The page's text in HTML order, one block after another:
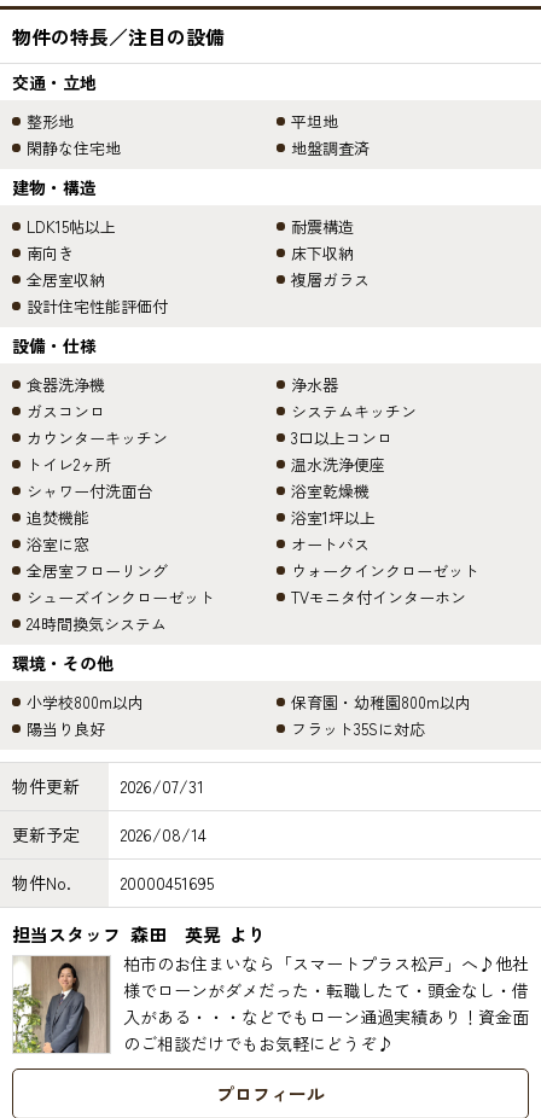
物件の特長／注目の設備
交通・立地
整形地
平坦地
閑静な住宅地
地盤調査済
建物・構造
LDK15帖以上
耐震構造
南向き
床下収納
全居室収納
複層ガラス
設計住宅性能評価付
設備・仕様
食器洗浄機
浄水器
ガスコンロ
システムキッチン
カウンターキッチン
3口以上コンロ
トイレ2ヶ所
温水洗浄便座
シャワー付洗面台
浴室乾燥機
追焚機能
浴室1坪以上
浴室に窓
オートバス
全居室フローリング
ウォークインクローゼット
シューズインクローゼット
TVモニタ付インターホン
24時間換気システム
環境・その他
小学校800m以内
保育園・幼稚園800m以内
陽当り良好
フラット35Sに対応
物件更新
2026/07/31
更新予定
2026/08/14
物件No.
20000451695
担当スタッフ 森田 英晃 より
柏市のお住まいなら「スマートプラス松戸」へ♪他社
様でローンがダメだった・転職したて・頭金なし・借
入がある・・・などでもローン通過実績あり！資金面
のご相談だけでもお気軽にどうぞ♪
プロフィール